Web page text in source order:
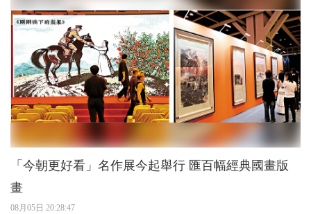
「今朝更好看」名作展今起舉行 匯百幅經典國畫版
畫
08月05日 20:28:47